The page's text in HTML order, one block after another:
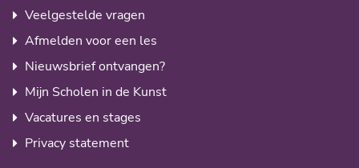
Veelgestelde vragen
Afmelden voor een les
Nieuwsbrief ontvangen?
Mijn Scholen in de Kunst
Vacatures en stages
Privacy statement